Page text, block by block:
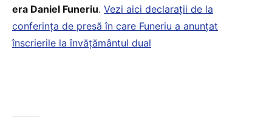
era Daniel Funeriu. Vezi aici declarații de la
conferința de presă în care Funeriu a anunțat
înscrierile la învățământul dual